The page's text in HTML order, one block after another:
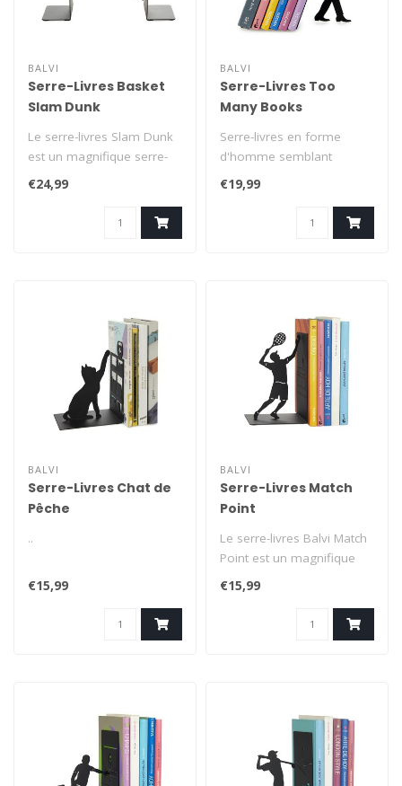
BALVI
Serre-Livres Basket
Slam Dunk
Le serre-livres Slam Dunk
est un magnifique serre-
livres noir avec la
silhouette..
€24,99
BALVI
Serre-Livres Too
Many Books
Serre-livres en forme
d'homme semblant
soutenir une pile de livres
qui tombe. Un..
€19,99
BALVI
Serre-Livres Chat de
Pêche
..
€15,99
BALVI
Serre-Livres Match
Point
Le serre-livres Balvi Match
Point est un magnifique
serre-livres noir avec la si..
€15,99